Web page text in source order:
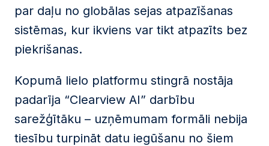
par daļu no globālas sejas atpazīšanas
sistēmas, kur ikviens var tikt atpazīts bez
piekrišanas.
Kopumā lielo platformu stingrā nostāja
padarīja “Clearview AI” darbību
sarežģītāku – uzņēmumam formāli nebija
tiesību turpināt datu iegūšanu no šiem